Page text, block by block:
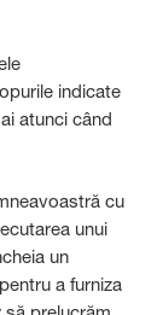
indicate
atunci când
cu
unui
un
a furniza